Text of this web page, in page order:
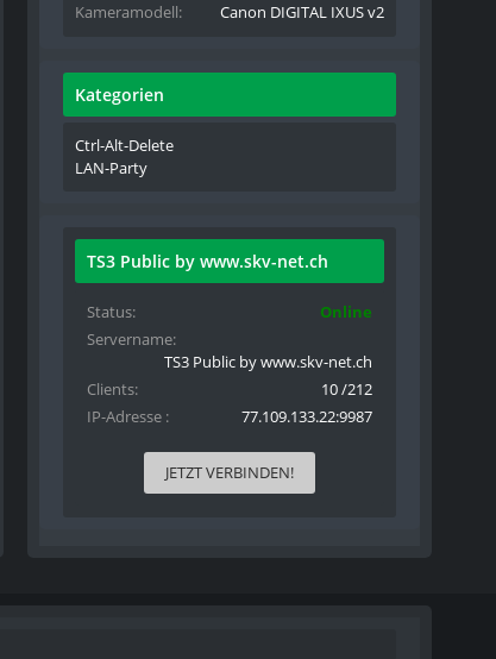
Kameramodell
Canon DIGITAL IXUS v2
Kategorien
Ctrl-Alt-Delete
LAN-Party
TS3 Public by www.skv-net.ch
Status
Online
Servername
TS3 Public by www.skv-net.ch
Clients
10 /212
IP-Adresse
77.109.133.22:9987
JETZT VERBINDEN!